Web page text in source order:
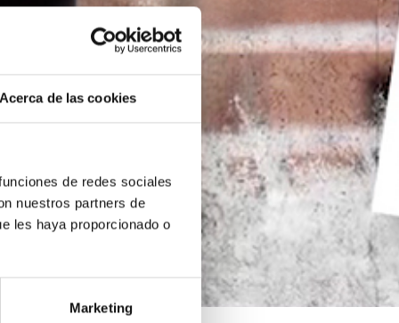
Acerca de las cookies
de redes sociales
nuestros partners de
les haya proporcionado o
Marketing